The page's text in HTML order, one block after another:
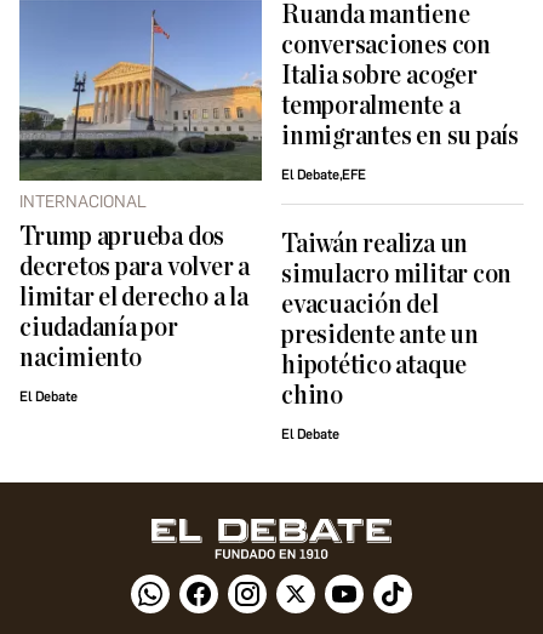
INTERNACIONAL
Trump aprueba dos
decretos para volver a
limitar el derecho a la
ciudadanía por
nacimiento
El Debate
Ruanda mantiene
conversaciones con
Italia sobre acoger
temporalmente a
inmigrantes en su país
El Debate,EFE
Taiwán realiza un
simulacro militar con
evacuación del
presidente ante un
hipotético ataque
chino
El Debate